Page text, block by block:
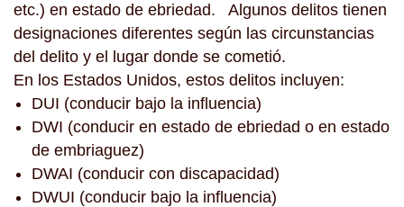
etc.) en estado de ebriedad. Algunos delitos tienen
designaciones diferentes según las circunstancias
del delito y el lugar donde se cometió.
En los Estados Unidos, estos delitos incluyen:
DUI (conducir bajo la influencia)
DWI (conducir en estado de ebriedad o en estado
de embriaguez)
DWAI (conducir con discapacidad)
DWUI (conducir bajo la influencia)